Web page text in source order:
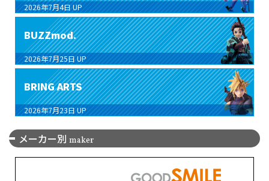
2026年7月4日 UP
BUZZmod.
2026年7月25日 UP
BRING ARTS
2026年7月23日 UP
メーカー別 maker